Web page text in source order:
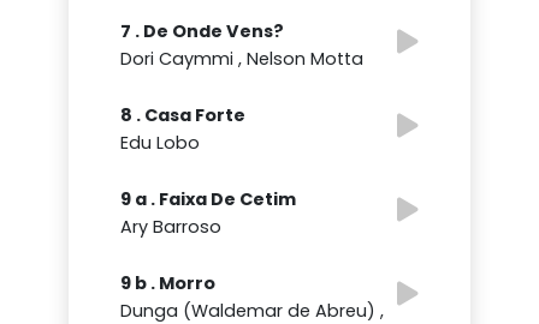
7 . De Onde Vens?
Dori Caymmi , Nelson Motta
8 . Casa Forte
Edu Lobo
9 a . Faixa De Cetim
Ary Barroso
9 b . Morro
Dunga (Waldemar de Abreu) ,